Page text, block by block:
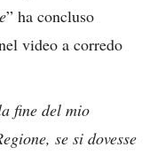
” ha concluso
video a corredo
fine del mio
se si dovesse